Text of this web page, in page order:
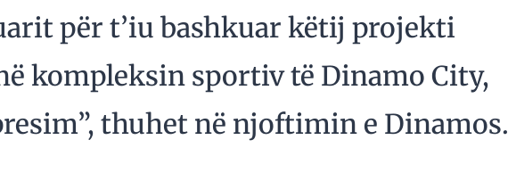
për t’iu bashkuar këtij projekti
kompleksin sportiv të Dinamo City,
thuhet në njoftimin e Dinamos.